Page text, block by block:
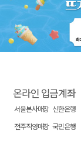
온라인 입금계좌
서울본사매장 신한은행
전주직영매장 국민은행